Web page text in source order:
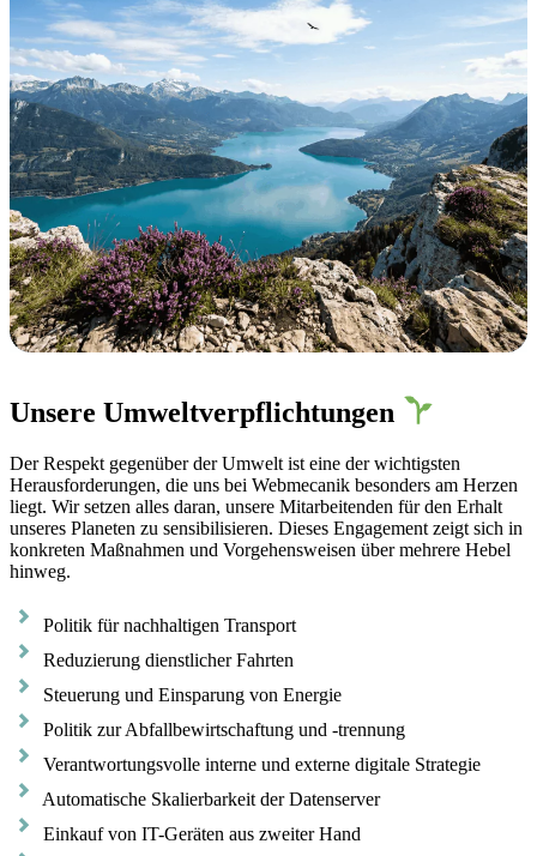
Unsere Umweltverpflichtungen
Der Respekt gegenüber der Umwelt ist eine der wichtigsten
Herausforderungen, die uns bei Webmecanik besonders am Herzen
liegt. Wir setzen alles daran, unsere Mitarbeitenden für den Erhalt
unseres Planeten zu sensibilisieren. Dieses Engagement zeigt sich in
konkreten Maßnahmen und Vorgehensweisen über mehrere Hebel
hinweg.
Politik für nachhaltigen Transport
Reduzierung dienstlicher Fahrten
Steuerung und Einsparung von Energie
Politik zur Abfallbewirtschaftung und -trennung
Verantwortungsvolle interne und externe digitale Strategie
Automatische Skalierbarkeit der Datenserver
Einkauf von IT-Geräten aus zweiter Hand